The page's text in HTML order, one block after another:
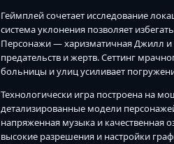
Геймплей сочетает исследование
система уклонения позволяет
Персонажи — харизматичная Джилл
предательств и жертв. Сеттинг
больницы и улиц усиливает
Технологически игра построена на
детализированные модели
напряженная музыка и качественная
высокие разрешения и настройки